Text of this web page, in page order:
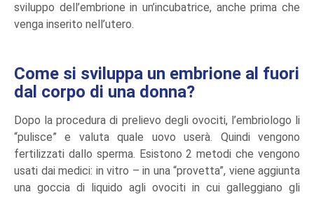
sviluppo dell’embrione in un’incubatrice, anche prima che
venga inserito nell’utero.
Come si sviluppa un embrione al fuori
dal corpo di una donna?
Dopo la procedura di prelievo degli ovociti, l’embriologo li
“pulisce” e valuta quale uovo userà. Quindi vengono
fertilizzati dallo sperma. Esistono 2 metodi che vengono
usati dai medici: in vitro – in una “provetta”, viene aggiunta
una goccia di liquido agli ovociti in cui galleggiano gli